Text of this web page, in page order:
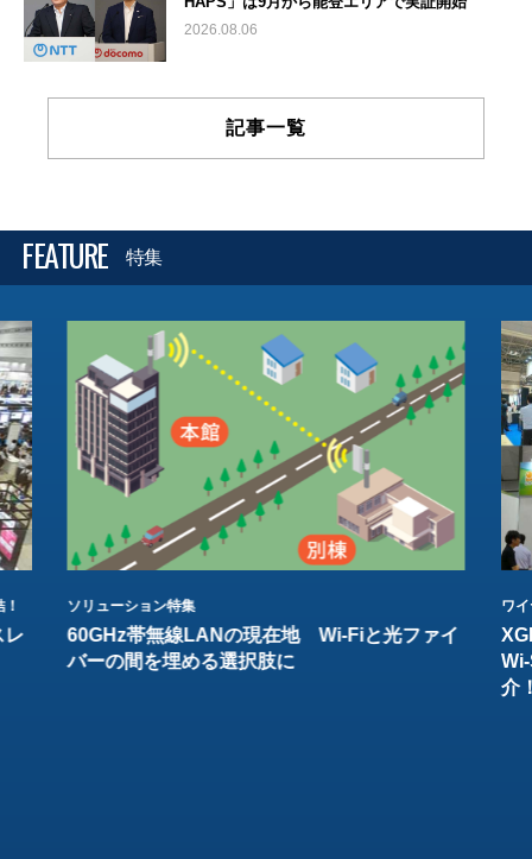
2026.08.06
記事一覧
FEATURE 特集
レ
ソリューション特集
60GHz帯無線LANの現在地 Wi-Fiと光ファイ
バーの間を埋める選択肢に
ワ
介